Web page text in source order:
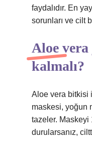
faydalıdır. En
sorunları ve cilt
Aloe
kalmalı?
Aloe vera bitkisi
maskesi, yoğun
tazeler. Maskeyi
durularsanız,